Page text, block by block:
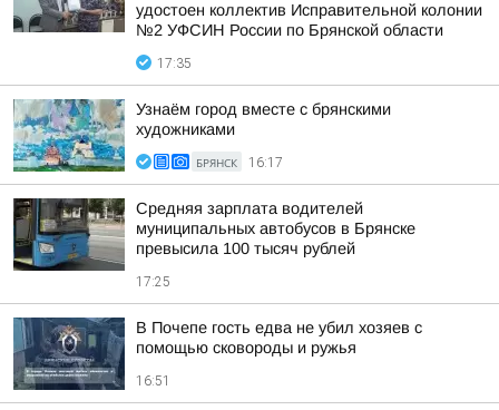
удостоен коллектив Исправительной колонии
№2 УФСИН России по Брянской области
17:35
Узнаём город вместе с брянскими
художниками
БРЯНСК 16:17
Средняя зарплата водителей
муниципальных автобусов в Брянске
превысила 100 тысяч рублей
17:25
В Почепе гость едва не убил хозяев с
помощью сковороды и ружья
16:51